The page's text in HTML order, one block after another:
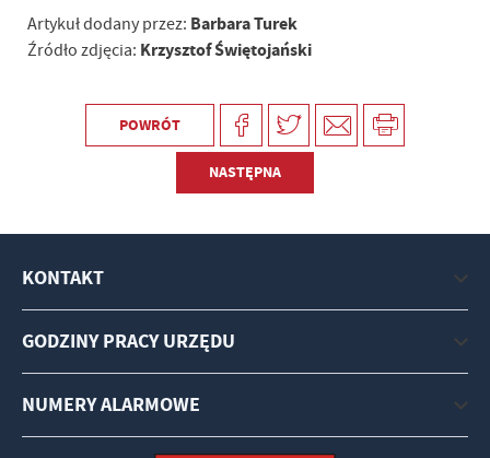
Artykuł dodany przez: Barbara Turek
Źródło zdjęcia: Krzysztof Świętojański
POWRÓT
NASTĘPNA
KONTAKT
GODZINY PRACY URZĘDU
NUMERY ALARMOWE